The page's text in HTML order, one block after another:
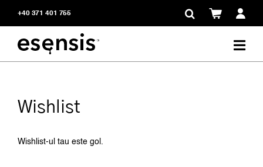
+40 371 401 755
Wishlist
Wishlist-ul tau este gol.